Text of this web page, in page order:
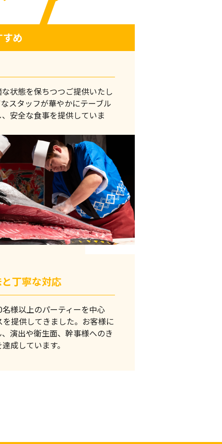
め
状態を保ちつつご提供いたし
スタッフが華やかにテーブル
安全な食事を提供していま
丁寧な対応
様以上のパーティーを中心
提供してきました。お客様に
演出や衛生面、幹事様へのき
成しています。